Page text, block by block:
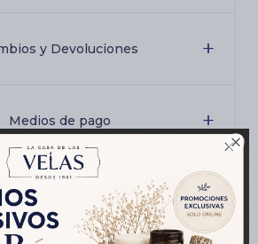

y Devoluciones
Medios de pago